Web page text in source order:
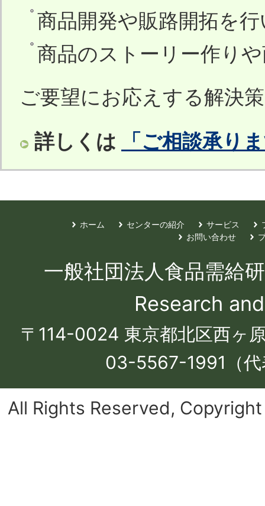
商品開発や販路開拓を
商品のストーリー作り
ご要望にお応えする解決
詳しくは
「ご相談承り
ホーム センターの紹介 サービス
お問い合わせ
一般社団法人食品需
Research
〒114-0024 東京都北区西ヶ
03-5567-1991（
All Rights Reserved,